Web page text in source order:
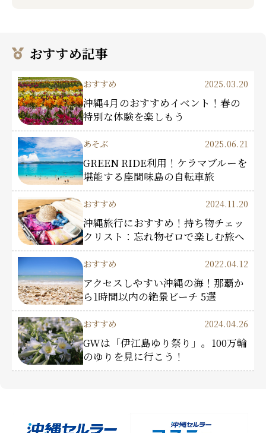
おすすめ記事
おすすめ 2025.03.20
沖縄4月のおすすめイベント！春の
特別な体験を楽しもう
あそぶ 2025.06.21
GREEN RIDE利用！ケラマブルーを
堪能する座間味島の自転車旅
おすすめ 2024.11.20
沖縄旅行におすすめ！持ち物チェッ
クリスト：忘れ物ゼロで楽しむ旅へ
おすすめ 2022.04.12
アクセスしやすい沖縄の海！那覇か
ら1時間以内の絶景ビーチ 5選
おすすめ 2024.04.26
GWは「伊江島ゆり祭り」。100万輪
のゆりを見に行こう！